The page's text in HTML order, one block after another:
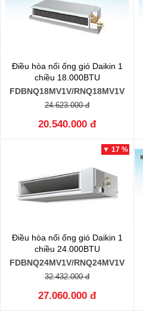
Điều hòa nối ống gió Daikin 1
chiều 18.000BTU
FDBNQ18MV1V/RNQ18MV1V
24.623.000 đ
20.540.000 đ
▼ 17 %
Điều hòa nối ống gió Daikin 1
chiều 24.000BTU
FDBNQ24MV1V/RNQ24MV1V
32.432.000 đ
27.060.000 đ